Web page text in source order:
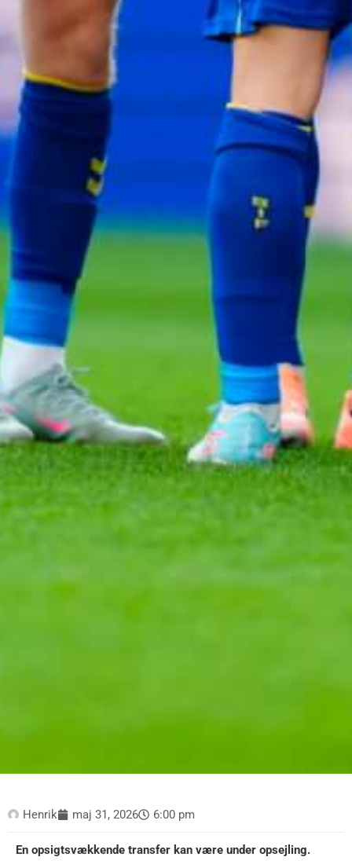
Henrik maj 31, 2026 6:00 pm
En opsigtsvækkende transfer kan være under opsejling.